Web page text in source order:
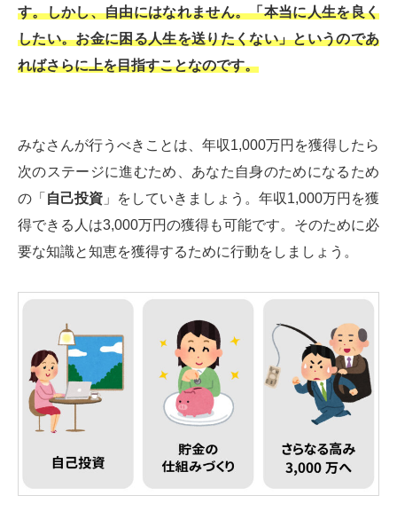
す。しかし、自由にはなれません。「本当に人生を良く
したい。お金に困る人生を送りたくない」というのであ
ればさらに上を目指すことなのです。
みなさんが行うべきことは、年収1,000万円を獲得したら
次のステージに進むため、あなた自身のためになるため
の「 自己投資 」をしていきましょう。年収1,000万円を獲
得できる人は3,000万円の獲得も可能です。そのために必
要な知識と知恵を獲得するために行動をしましょう。